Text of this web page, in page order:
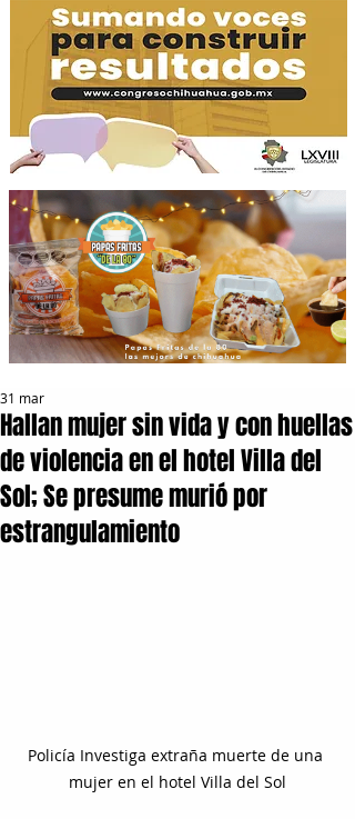
Hallan mujer sin vida y con huellas
de violencia en el hotel Villa del
Sol; Se presume murió por
estrangulamiento
31 mar
Policía Investiga extraña muerte de una
mujer en el hotel Villa del Sol